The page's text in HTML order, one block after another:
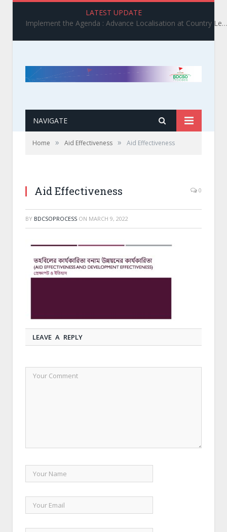
LATEST UPDATE
Implement the Agenda : Advance Localisation at Country Level_ BDCSO COAST 2025 Survey Report Findings on the Grand Bargain 3.0 Implementation
NAVIGATE
Home » Aid Effectiveness » Aid Effectiveness
Aid Effectiveness 0
BY BDCSOPROCESS ON MARCH 9, 2022
LEAVE A REPLY